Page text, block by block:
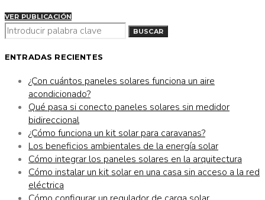
VER PUBLICACIÓN
BUSCAR
POR:
BUSCAR
ENTRADAS RECIENTES
¿Con cuántos paneles solares funciona un aire
acondicionado?
Qué pasa si conecto paneles solares sin medidor
bidireccional
¿Cómo funciona un kit solar para caravanas?
Los beneficios ambientales de la energía solar
Cómo integrar los paneles solares en la arquitectura
Cómo instalar un kit solar en una casa sin acceso a la red
eléctrica